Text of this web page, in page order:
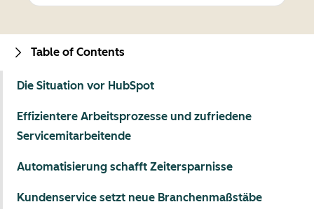
Table of Contents
Die Situation vor HubSpot
Effizientere Arbeitsprozesse und zufriedene
Servicemitarbeitende
Automatisierung schafft Zeitersparnisse
Kundenservice setzt neue Branchenmaßstäbe